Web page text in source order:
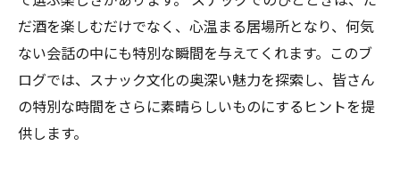
だ酒を楽しむだけでなく、心温まる居場所となり、何気
ない会話の中にも特別な瞬間を与えてくれます。このブ
ログでは、スナック文化の奥深い魅力を探索し、皆さん
の特別な時間をさらに素晴らしいものにするヒントを提
供します。